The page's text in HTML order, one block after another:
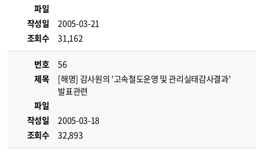
파일
작성일
2005-03-21
조회수
31,162
번호
56
제목
[해명] 감사원의 '고속철도운영 및 관리실태감사결과'
발표관련
파일
작성일
2005-03-18
조회수
32,893